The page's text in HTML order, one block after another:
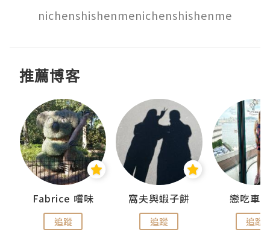
nichenshishenmenichenshishenme
推薦博客
Fabrice 嚐味
追蹤
窩夫與蝦子餅
追蹤
戀吃車
追蹤